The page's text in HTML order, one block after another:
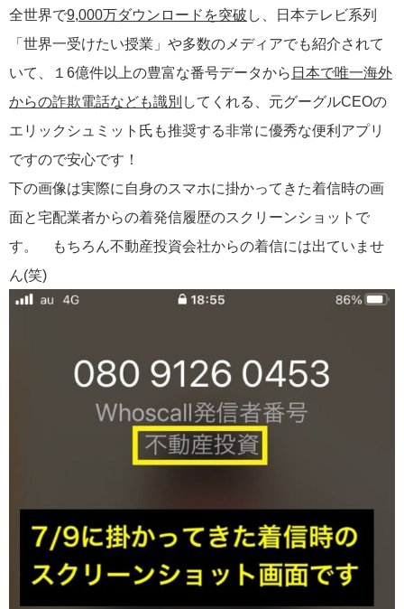
全世界で9,000万ダウンロードを突破 し、日本テレビ系列
「世界一受けたい授業」や多数のメディアでも紹介されて
いて、１6億件以上の豊富な番号データから 日本で唯一海外
からの詐欺電話なども識別 してくれる、元グーグルCEOの
エリックシュミット氏も推奨する非常に優秀な便利アプリ
ですので安心です！
下の画像は実際に自身のスマホに掛かってきた着信時の画
面と宅配業者からの着発信履歴のスクリーンショットで
す。 もちろん不動産投資会社からの着信には出ていませ
ん(笑)